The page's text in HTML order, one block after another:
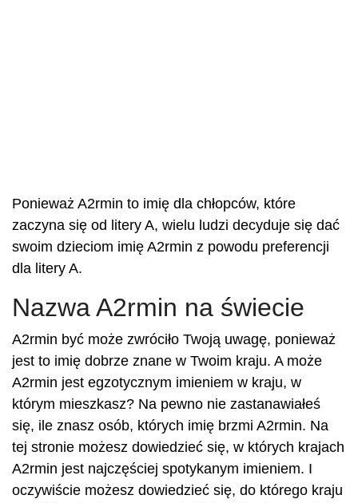
Ponieważ A2rmin to imię dla chłopców, które
zaczyna się od litery A, wielu ludzi decyduje się dać
swoim dzieciom imię A2rmin z powodu preferencji
dla litery A.
Nazwa A2rmin na świecie
A2rmin być może zwróciło Twoją uwagę, ponieważ
jest to imię dobrze znane w Twoim kraju. A może
A2rmin jest egzotycznym imieniem w kraju, w
którym mieszkasz? Na pewno nie zastanawiałeś
się, ile znasz osób, których imię brzmi A2rmin. Na
tej stronie możesz dowiedzieć się, w których krajach
A2rmin jest najczęściej spotykanym imieniem. I
oczywiście możesz dowiedzieć się, do którego kraju